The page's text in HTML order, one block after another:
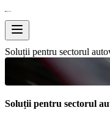
Soluții pentru sectorul
Soluții pentru sectorul